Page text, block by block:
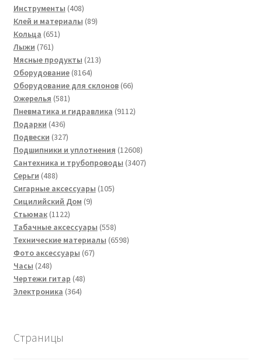
Инструменты 408408
товаров
Клей и материалы 8989
Кольца 651651
Лыжи 761761
товар
Мясные продукты 213213
Оборудование 81648164
товара
Оборудование для склонов 6666
Ожерелья 581581
товар
Пневматика и гидравлика 91129112
Подарки 436436
товаров
Подвески 327327
товаров
Подшипники и уплотнения 1260812608
товаров
Сантехника и трубопроводы 34073407
Серьги 488488
товаров
Сигарные аксессуары 105105
Сицилийский Дом 99
Стьюмак 11221122
товара
Табачные аксессуары 558558
товаров
Технические материалы 65986598
Фото аксессуары 6767
Часы 248248
товаров
Чертежи гитар 4848
Электроника 364364
Страницы